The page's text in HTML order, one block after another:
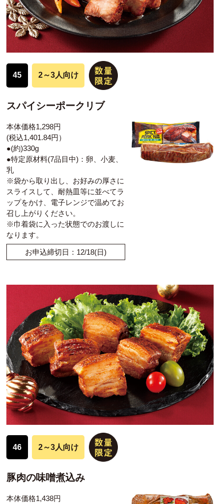
45 2～3人向け
スパイシーポークリブ
本体価格1,298円
(税込1,401.84円）
●(約)330g
●特定原材料(7品目中)：卵、小麦、
乳
※袋から取り出し、お好みの厚さに
スライスして、耐熱皿等に並べてラ
ップをかけ、電子レンジで温めてお
召し上がりください。
※巾着袋に入った状態でのお渡しに
なります。
お申込締切日：12/18(日)
46 2～3人向け
豚肉の味噌煮込み
本体価格1,438円